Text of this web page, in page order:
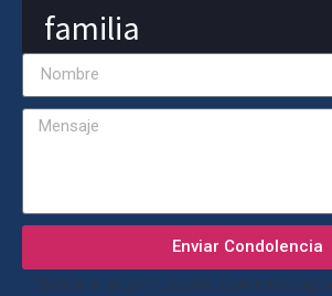
familia
Enviar Condolencia
“Desde el grupo Fuascen, queremos